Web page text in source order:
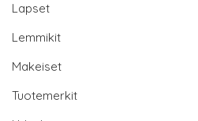
Lapset
Lemmikit
Makeiset
Tuotemerkit